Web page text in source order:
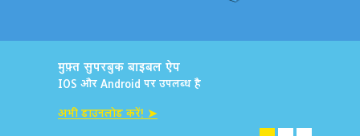
मुफ़्त सुपरबुक बाइबल ऐप
IOS और Android पर उपलब्ध है
अभी डाउनलोड करें! ➤